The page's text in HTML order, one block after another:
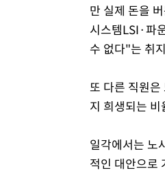
만 실제 돈을
시스템LSI·파
수 없다"는 취
또 다른 직원
지 희생되는
일각에서는 노
적인 대안으로